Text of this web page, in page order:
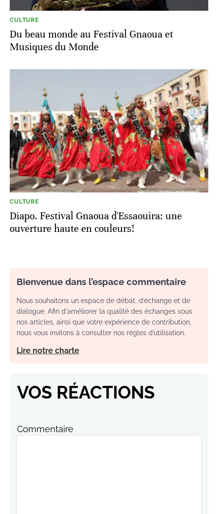
CULTURE
Du beau monde au Festival Gnaoua et
Musiques du Monde
CULTURE
Diapo. Festival Gnaoua d'Essaouira: une
ouverture haute en couleurs!
Bienvenue dans l’espace commentaire
Nous souhaitons un espace de débat, d’échange et de
dialogue. Afin d'améliorer la qualité des échanges sous
nos articles, ainsi que votre expérience de contribution,
nous vous invitons à consulter nos règles d’utilisation.
Lire notre charte
VOS RÉACTIONS
Commentaire